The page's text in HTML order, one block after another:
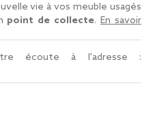
vie à vos meuble usagés
point de collecte.En savoir
écoute à l'adresse :